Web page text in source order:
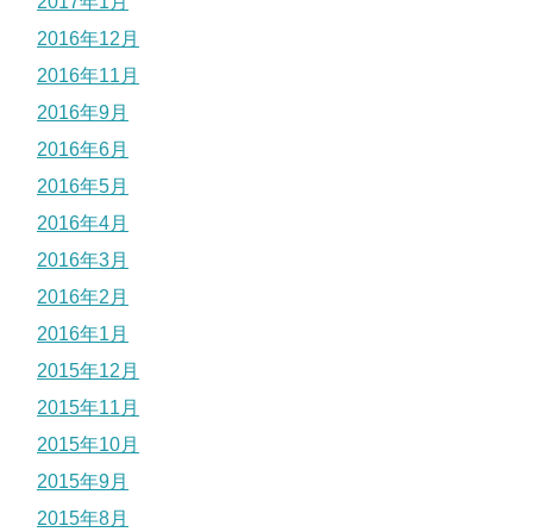
2016年12月
2016年11月
2016年9月
2016年6月
2016年5月
2016年4月
2016年3月
2016年2月
2016年1月
2015年12月
2015年11月
2015年10月
2015年9月
2015年8月